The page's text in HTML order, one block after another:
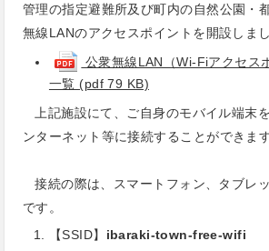
管理の指定避難所及び町内の自然公園・
無線LANのアクセスポイントを開設しまし
公衆無線LAN（Wi-Fiアクセス
一覧 (pdf 79 KB)
上記施設にて、ご自身のモバイル端末
ンターネット等に接続することができます
接続の際は、スマートフォン、タブレ
です。
【SSID】 ibaraki-town-free-wifi